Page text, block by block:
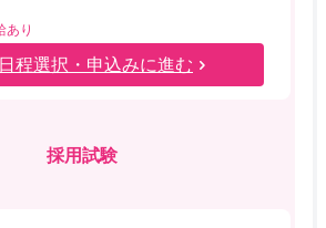
あり
日程選択・申込みに進む
採用試験